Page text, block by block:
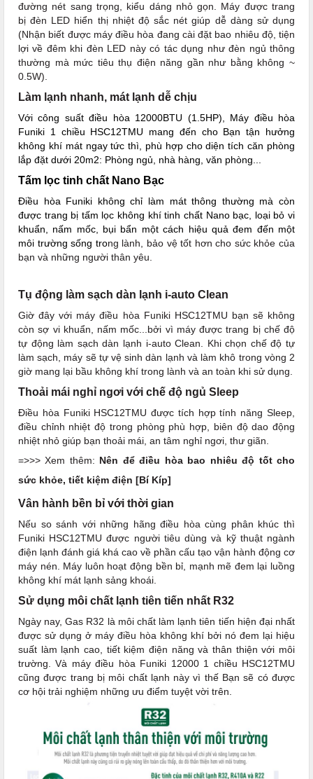
đường nét sang trọng, kiểu dáng nhỏ gọn. Máy được trang
bị đèn LED hiển thị nhiệt độ sắc nét giúp dễ dàng sử dụng
(Nhận biết được máy điều hòa đang cài đặt bao nhiêu độ, tiện
lợi về đêm khi đèn LED này có tác dụng như đèn ngủ thông
thường mà mức tiêu thụ điện năng gần như bằng không ~
0.5W).
Làm lạnh nhanh, mát lạnh dễ chịu
Với công suất điều hòa 12000BTU (1.5HP), Máy điều hòa
Funiki 1 chiều HSC12TMU mang đến cho Bạn tận hưởng
không khí mát ngay tức thì, phù hợp cho diện tích căn phòng
lắp đặt dưới 20m2: Phòng ngủ, nhà hàng, văn phòng...
Tấm lọc tinh chất Nano Bạc
Điều hòa Funiki không chỉ làm mát thông thường mà còn
được trang bị tấm lọc không khí tinh chất Nano bạc, loại bỏ vi
khuẩn, nấm mốc, bụi bẩn một cách hiệu quả đem đến một
môi trường sống trong lành, bảo vệ tốt hơn cho sức khỏe của
bạn và những người thân yêu.
Tụ động làm sạch dàn lạnh i-auto Clean
Giờ đây với máy điều hòa Funiki HSC12TMU bạn sẽ không
còn sợ vi khuẩn, nấm mốc...bởi vì máy được trang bị chế độ
tự động làm sạch dàn lạnh i-auto Clean. Khi chọn chế độ tự
làm sạch, máy sẽ tự vệ sinh dàn lạnh và làm khô trong vòng 2
giờ mang lại bầu không khí trong lành và an toàn khi sử dụng.
Thoải mái nghỉ ngơi với chế độ ngủ Sleep
Điều hòa Funiki HSC12TMU được tích hợp tính năng Sleep,
điều chỉnh nhiệt độ trong phòng phù hợp, biên độ dao động
nhiệt nhỏ giúp bạn thoải mái, an tâm nghỉ ngơi, thư giãn.
=>>> Xem thêm: Nên để điều hòa bao nhiêu độ tốt cho
sức khỏe, tiết kiệm điện [Bí Kíp]
Vân hành bền bỉ với thời gian
Nếu so sánh với những hãng điều hòa cùng phân khúc thì
Funiki HSC12TMU được người tiêu dùng và kỹ thuật ngành
điện lạnh đánh giá khá cao về phần cấu tạo vận hành động cơ
máy nén. Máy luôn hoạt động bền bỉ, mạnh mẽ đem lại luồng
không khí mát lạnh sảng khoái.
Sử dụng môi chất lạnh tiên tiến nhất R32
Ngày nay, Gas R32 là môi chất làm lạnh tiên tiến hiện đại nhất
được sử dụng ở máy điều hòa không khí bởi nó đem lại hiệu
suất làm lạnh cao, tiết kiệm điện năng và thân thiện với môi
trường. Và máy điều hòa Funiki 12000 1 chiều HSC12TMU
cũng được trang bị môi chất lạnh này vì thế Bạn sẽ có được
cơ hội trải nghiệm những ưu điểm tuyệt vời trên.